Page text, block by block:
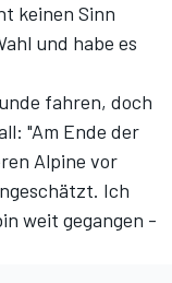
keinen Sinn
und habe es
fahren, doch
"Am Ende der
Alpine vor
Ich
weit gegangen -